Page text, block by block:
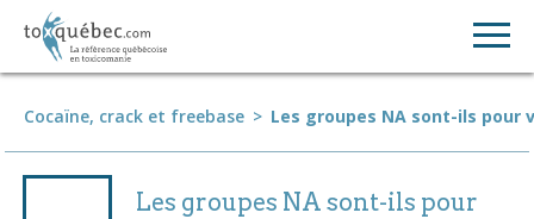
Cocaïne, crack et freebase > Les groupes NA sont-ils pour
Les groupes NA sont-ils pour